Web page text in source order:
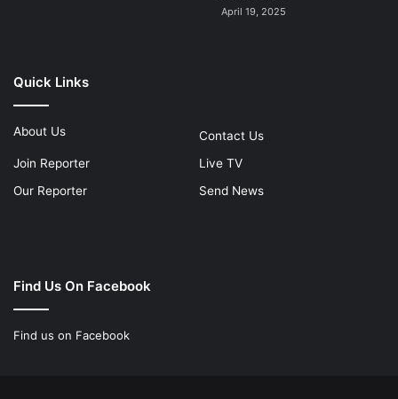
April 19, 2025
Quick Links
About Us
Contact Us
Join Reporter
Live TV
Our Reporter
Send News
Find Us On Facebook
Find us on Facebook